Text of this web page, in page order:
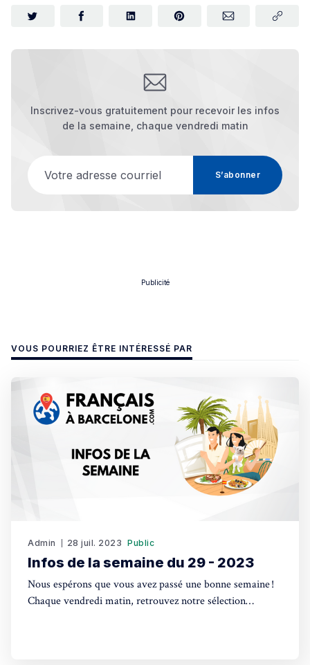
Inscrivez-vous gratuitement pour recevoir les infos
de la semaine, chaque vendredi matin
S’abonner
Publicité
VOUS POURRIEZ ÊTRE INTÉRESSÉ PAR
Admin 28 juil. 2023 Public
Infos de la semaine du 29 - 2023
Nous espérons que vous avez passé une bonne semaine !
Chaque vendredi matin, retrouvez notre sélection